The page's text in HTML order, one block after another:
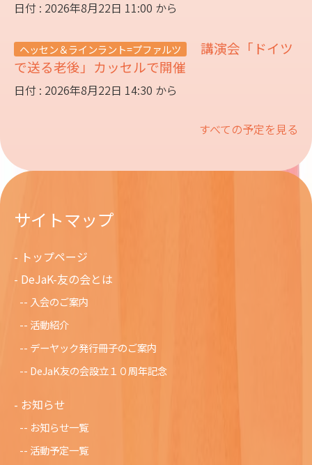
日付 : 2026年8月22日 11:00 から
ヘッセン＆ラインラント=プファルツ
講演会「ドイツ
で送る老後」カッセルで開催
日付 : 2026年8月22日 14:30 から
すべての予定を見る
サイトマップ
トップページ
DeJaK-友の会とは
入会のご案内
活動紹介
デーヤック発行冊子のご案内
DeJaK友の会設立１０周年記念
お知らせ
お知らせ一覧
活動予定一覧